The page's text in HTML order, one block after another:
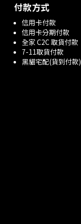
付款方式
信用卡付款
信用卡分期付款
全家 C2C 取貨付款
7-11取貨付款
黑貓宅配(貨到付款)